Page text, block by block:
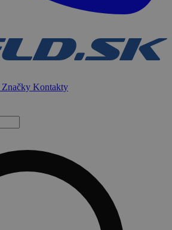
Značky Kontakty